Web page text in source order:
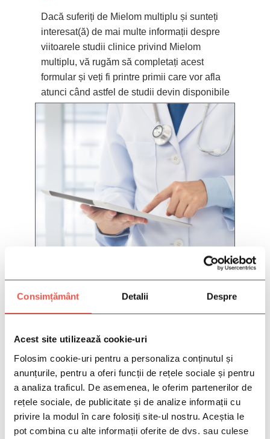
Consimțământ Detalii Despre
Acest site utilizează cookie-uri
Folosim cookie-uri pentru a personaliza conținutul și
anunțurile, pentru a oferi funcții de rețele sociale și pentru
a analiza traficul. De asemenea, le oferim partenerilor de
rețele sociale, de publicitate și de analize informații cu
privire la modul în care folosiți site-ul nostru. Aceștia le
pot combina cu alte informații oferite de dvs. sau culese
Dacă suferiți de Mielom multiplu și sunteți
interesat(ă) de mai multe informații despre
viitoarele studii clinice privind Mielom
multiplu, vă rugăm să completați acest
formular și veți fi printre primii care vor afla
atunci când astfel de studii devin disponibile
COMPLETAȚI INFORMAȚIILE
*CAMPURILE DE MAI JOS SUNT
OBLIGATORII DACA DORITI SA VA